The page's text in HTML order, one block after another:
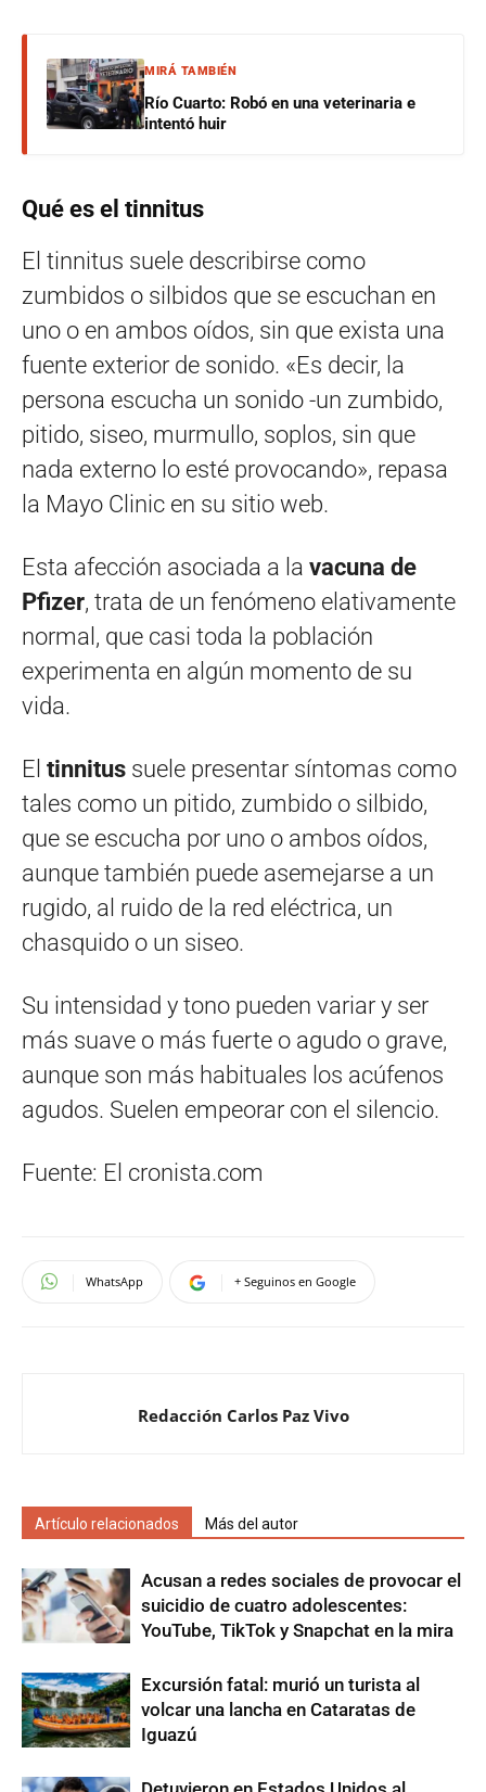
MIRÁ TAMBIÉN
Río Cuarto: Robó en una veterinaria e
intentó huir
Qué es el tinnitus
El tinnitus suele describirse como
zumbidos o silbidos que se escuchan en
uno o en ambos oídos, sin que exista una
fuente exterior de sonido. «Es decir, la
persona escucha un sonido -un zumbido,
pitido, siseo, murmullo, soplos, sin que
nada externo lo esté provocando», repasa
la Mayo Clinic en su sitio web.
Esta afección asociada a la vacuna de
Pfizer, trata de un fenómeno elativamente
normal, que casi toda la población
experimenta en algún momento de su
vida.
El tinnitus suele presentar síntomas como
tales como un pitido, zumbido o silbido,
que se escucha por uno o ambos oídos,
aunque también puede asemejarse a un
rugido, al ruido de la red eléctrica, un
chasquido o un siseo.
Su intensidad y tono pueden variar y ser
más suave o más fuerte o agudo o grave,
aunque son más habituales los acúfenos
agudos. Suelen empeorar con el silencio.
Fuente: El cronista.com
WhatsApp + Seguinos en Google
Redacción Carlos Paz Vivo
Artículo relacionados Más del autor
Acusan a redes sociales de provocar el
suicidio de cuatro adolescentes:
YouTube, TikTok y Snapchat en la mira
Excursión fatal: murió un turista al
volcar una lancha en Cataratas de
Iguazú